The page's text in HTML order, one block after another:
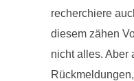
recherchiere
diesem zähen
nicht alles. Aber